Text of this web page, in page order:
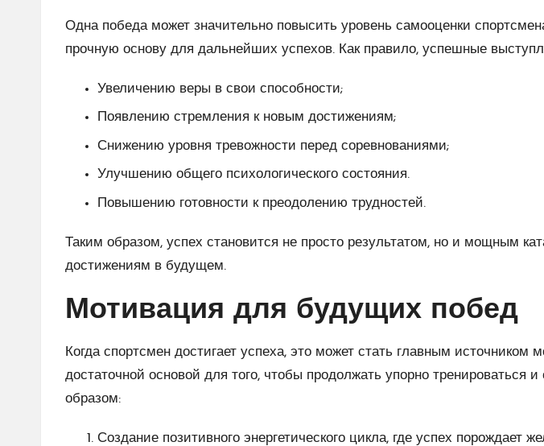
Одна победа может значительно повысить уровень самооценки
прочную основу для дальнейших успехов. Как правило, успешные
Увеличению веры в свои способности;
Появлению стремления к новым достижениям;
Снижению уровня тревожности перед соревнованиями;
Улучшению общего психологического состояния.
Повышению готовности к преодолению трудностей.
Таким образом, успех становится не просто результатом, но и мощным
достижениям в будущем.
Мотивация для будущих побед
Когда спортсмен достигает успеха, это может стать главным
достаточной основой для того, чтобы продолжать упорно
образом:
Создание позитивного энергетического цикла, где успех порождает